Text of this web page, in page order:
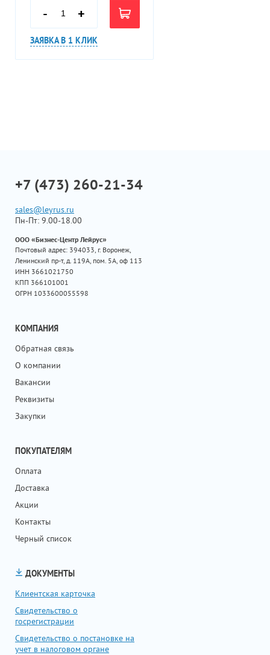
- +
ЗАЯВКА В 1 КЛИК
+7 (473) 260-21-34
sales@leyrus.ru
Пн-Пт: 9.00-18.00
ООО «Бизнес-Центр Лейрус»
Почтовый адрес: 394033, г. Воронеж,
Ленинский пр-т, д. 119А, пом. 5А, оф 113
ИНН 3661021750
КПП 366101001
ОГРН 1033600055598
КОМПАНИЯ
Обратная связь
О компании
Вакансии
Реквизиты
Закупки
ПОКУПАТЕЛЯМ
Оплата
Доставка
Акции
Контакты
Черный список
ДОКУМЕНТЫ
Клиентская карточка
Свидетельство о
госрегистрации
Свидетельство о постановке на
учет в налоговом органе